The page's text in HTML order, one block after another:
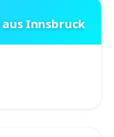
Innsbruck